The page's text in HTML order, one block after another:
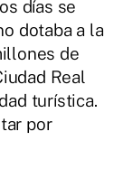
días se
dotaba a la
de
Real
turística.
por